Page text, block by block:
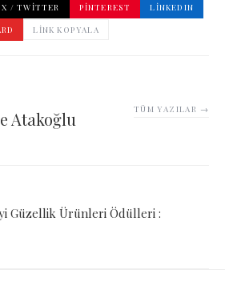
X / TWITTER PINTEREST
LINKEDIN
LINK KOPYALA
Atakoğlu TÜM YAZILAR →
Güzellik Ürünleri Ödülleri :